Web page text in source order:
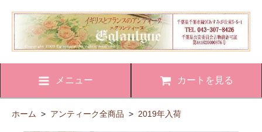
メニュー カートを見る
ホーム > アンティーク全商品 > 2019年入荷